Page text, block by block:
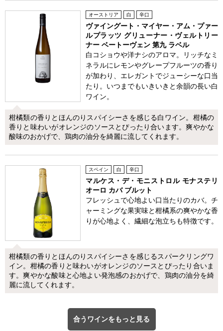
オーストリア 白 辛口
ヴァイングート・マイヤー・アム・プァー
ルプラッツ グリューナー・ヴェルトリー
ナー ベートーヴェン 第九 ラベル
白コショウや洋ナシのアロマ。リッチなミ
ネラルにレモンやグレープフルーツの香り
が加わり、エレガントでジューシーな口当
たり。いつまでもいきいきと余韻の長い白
ワイン。
柑橘類の香りとほんのりスパイシーさを感じる白ワイン。柑橘の
香りと味わいがオレンジのソースとぴったり合います。爽やかな
酸味のおかげで、鶏肉の油分を綺麗に流してくれます。
スペイン 白 辛口
マルケス・デ・モニストロル モナステリ
オーロ カバ ブルット
フレッシュで心地よい口当たりのカバ。チ
ャーミングな果実味と柑橘系の爽やかな香
りが心地よく、繊細な泡立ちも特徴です。
柑橘類の香りとほんのりスパイシーさを感じるスパークリングワ
イン。柑橘の香りと味わいがオレンジのソースとぴったり合いま
す。爽やかな酸味と心地よい発泡感のおかげで、鶏肉の油分を綺
麗に流してくれます。
合うワインをもっと見る